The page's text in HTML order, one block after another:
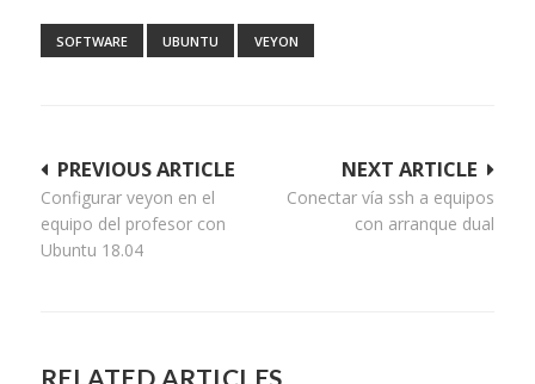
SOFTWARE UBUNTU VEYON
Navegación
de
entradas
NEXT ARTICLE
Conectar vía ssh a equipos
con arranque dual
PREVIOUS ARTICLE
Configurar veyon en el
equipo del profesor con
Ubuntu 18.04
RELATED ARTICLES